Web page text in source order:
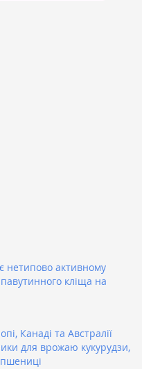
нетипово активному
кліща на
Канаді та Австралії
для врожаю кукурудзи,